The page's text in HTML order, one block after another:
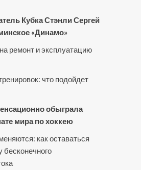
Кубка Стэнли Сергей
«Динамо»
ремонт и эксплуатацию
что подойдет
обыграла
мира по хоккею
как оставаться